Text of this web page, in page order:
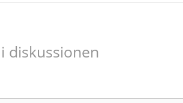
diskussionen